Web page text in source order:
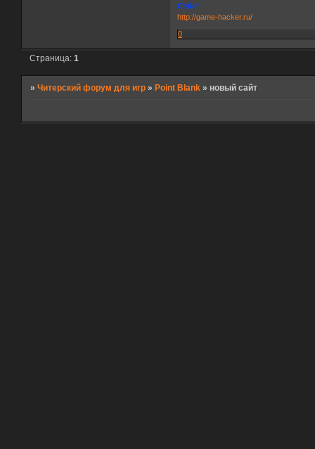
Сайт
http://game-hacker.ru/
0
Страница:1
»Читерский форум для игр » Point Blank » новый сайт